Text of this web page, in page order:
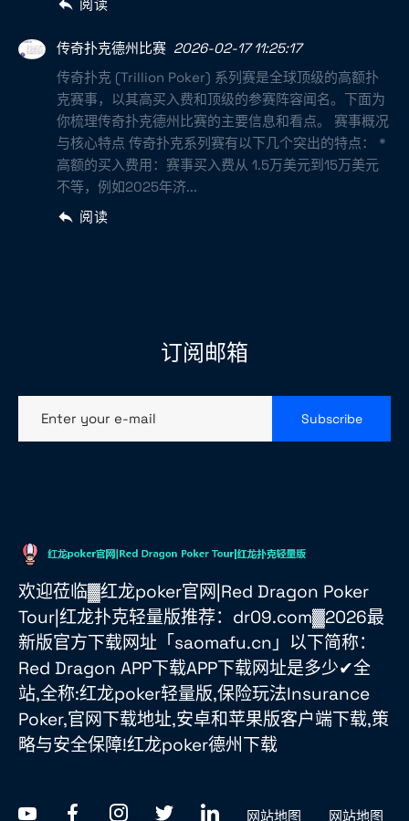
阅读
传奇扑克德州比赛 2026-02-17 11:25:17
传奇扑克 (Trillion Poker) 系列赛是全球顶级的高额扑
克赛事，以其高买入费和顶级的参赛阵容闻名。下面为
你梳理传奇扑克德州比赛的主要信息和看点。 赛事概况
与核心特点 传奇扑克系列赛有以下几个突出的特点： *
高额的买入费用：赛事买入费从 1.5万美元到15万美元
不等，例如2025年济...
阅读
订阅邮箱
Enter your e-mail Subscribe
欢迎莅临▓红龙poker官网|Red Dragon Poker
Tour|红龙扑克轻量版推荐：dr09.com▓2026最
新版官方下载网址「saomafu.cn」以下简称：
Red Dragon APP下载APP下载网址是多少✔全
站,全称:红龙poker轻量版,保险玩法Insurance
Poker,官网下载地址,安卓和苹果版客户端下载,策
略与安全保障!红龙poker德州下载
网站地图 网站地图